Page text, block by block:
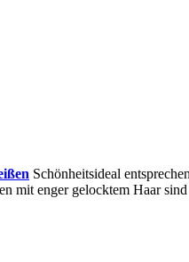
Schönheitsideal
mit enger gelocktem Haar